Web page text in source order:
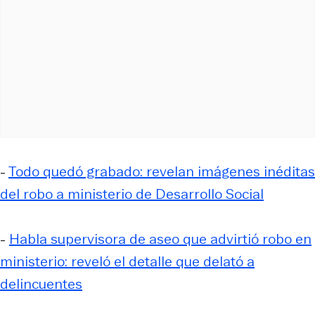
-Todo quedó grabado: revelan imágenes inéditas
del robo a ministerio de Desarrollo Social
- Habla supervisora de aseo que advirtió robo en
ministerio: reveló el detalle que delató a
delincuentes